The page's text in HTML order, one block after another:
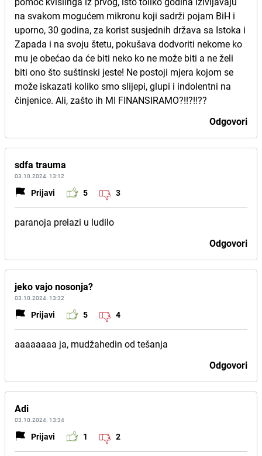
na svakom mogućem mikronu koji sadrži pojam BiH i
uporno, 30 godina, za korist susjednih država sa Istoka i
Zapada i na svoju štetu, pokušava dodvoriti nekome ko
mu je obećao da će biti neko ko ne može biti a ne želi
biti ono što suštinski jeste! Ne postoji mjera kojom se
može iskazati koliko smo slijepi, glupi i indolentni na
činjenice. Ali, zašto ih MI FINANSIRAMO?!!?!!??
Odgovori
sdfa trauma
03.10.2024. 13:12
Prijavi 5 3
paranoja prelazi u ludilo
Odgovori
jeko vajo nosonja?
03.10.2024. 13:32
Prijavi 5 4
aaaaaaaa ja, mudžahedin od tešanja
Odgovori
Adi
03.10.2024. 13:34
Prijavi 1 2